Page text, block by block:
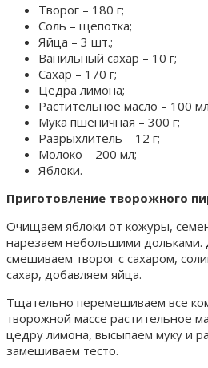
Творог – 180 г;
Соль – щепотка;
Яйца – 3 шт.;
Ванильный сахар – 10 г;
Сахар – 170 г;
Цедра лимона;
Растительное масло – 100
Мука пшеничная – 300 г;
Разрыхлитель – 12 г;
Молоко – 200 мл;
Яблоки.
Приготовление творожного
Очищаем яблоки от кожуры,
нарезаем небольшими дольками.
смешиваем творог с сахаром,
сахар, добавляем яйца.
Тщательно перемешиваем все
творожной массе растительное
цедру лимона, высыпаем муку и
замешиваем тесто.